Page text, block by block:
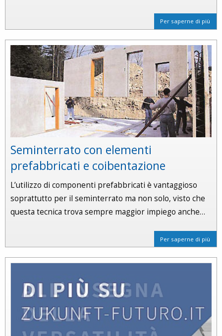
Per saperne di più
Seminterrato con elementi
prefabbricati e coibentazione
L’utilizzo di componenti prefabbricati è vantaggioso
soprattutto per il seminterrato ma non solo, visto che
questa tecnica trova sempre maggior impiego anche…
Per saperne di più